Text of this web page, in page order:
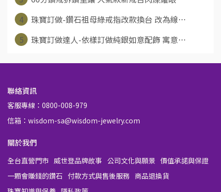
4
珠寶訂做-鑽石祖母綠戒指改款換台 改為線⋯
5
珠寶訂做達人-依樣訂做純銀如意配飾 寓意⋯
聯絡資訊
客服專線：0800-008-979
信箱：wisdom-sa@wisdom-jewelry.com
關於我們
全台直營門市 威世登品牌故事 公司文化與願景 價值承諾與保證
一顆會賺錢的鑽石 付款方式與售後服務 商品退換貨